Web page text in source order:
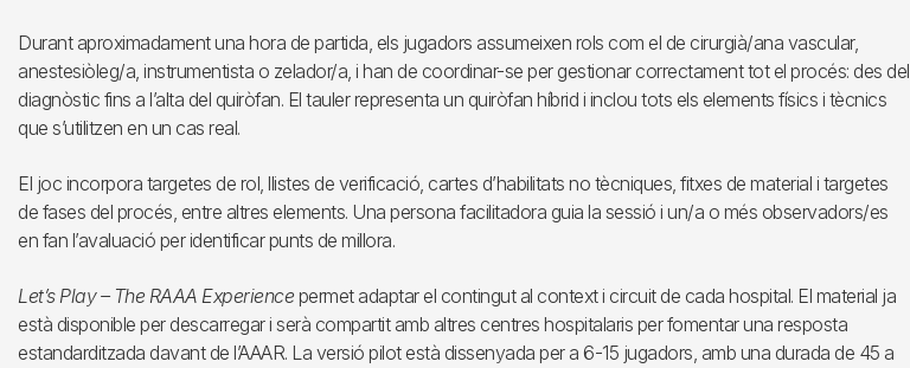
Durant aproximadament una hora de partida, els jugadors assumeixen rols com el de cirurgià/ana vascular,
anestesiòleg/a, instrumentista o zelador/a, i han de coordinar-se per gestionar correctament tot el procés: des del
diagnòstic fins a l’alta del quiròfan. El tauler representa un quiròfan híbrid i inclou tots els elements físics i tècnics
que s’utilitzen en un cas real.
El joc incorpora targetes de rol, llistes de verificació, cartes d’habilitats no tècniques, fitxes de material i targetes
de fases del procés, entre altres elements. Una persona facilitadora guia la sessió i un/a o més observadors/es
en fan l’avaluació per identificar punts de millora.
Let’s Play – The RAAA Experience permet adaptar el contingut al context i circuit de cada hospital. El material ja
està disponible per descarregar i serà compartit amb altres centres hospitalaris per fomentar una resposta
estandarditzada davant de l’AAAR. La versió pilot està dissenyada per a 6-15 jugadors, amb una durada de 45 a